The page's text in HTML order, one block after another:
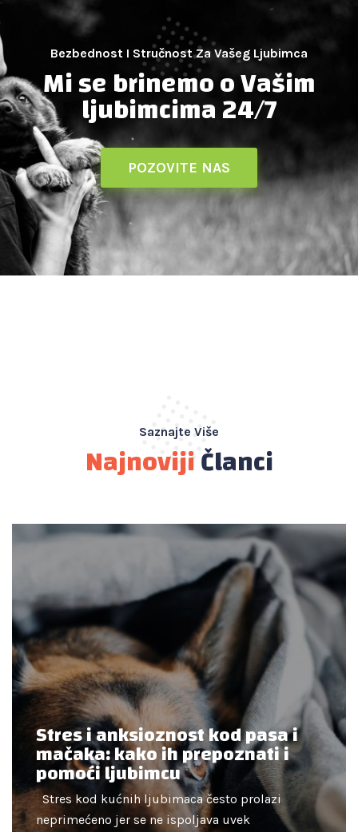
Bezbednost I Stručnost Za Vašeg Ljubimca
Mi se brinemoo Vašim
ljubimcima 24/7
POZOVITE NAS
Saznajte Više
NajnovijiČlanci
Stres i anksioznost kod pasa i
mačaka: kako ih prepoznati i
pomoći ljubimcu
Stres kod kućnih ljubimaca često prolazi
neprimećeno jer se ne ispoljava uvek